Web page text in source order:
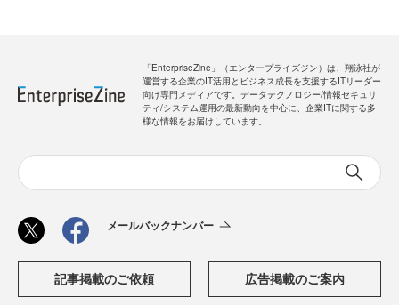
「EnterpriseZine」（エンタープライズジン）は、翔泳社が
運営する企業のIT活用とビジネス成長を支援するITリーダー
向け専門メディアです。データテクノロジー/情報セキュリ
ティ/システム運用の最新動向を中心に、企業ITに関する多
様な情報をお届けしています。
メールバックナンバー
記事掲載のご依頼 広告掲載のご案内